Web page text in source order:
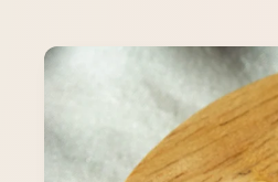
Passer aux
informations
produits